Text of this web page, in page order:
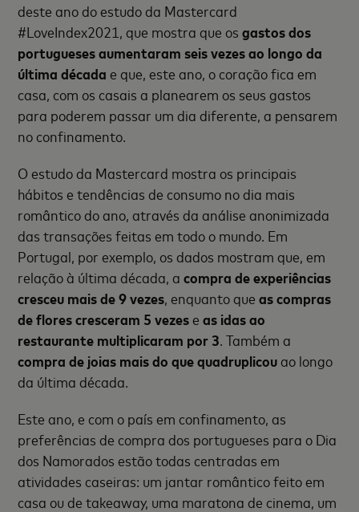
deste ano do estudo da Mastercard
#LoveIndex2021, que mostra que osgastos dos
portugueses aumentaram seis vezes ao longo da
última década e que, este ano, o coração fica em
casa, com os casais a planearem os seus gastos
para poderem passar um dia diferente, a pensarem
no confinamento.
O estudo da Mastercard mostra os principais
hábitos e tendências de consumo no dia mais
romântico do ano, através da análise anonimizada
das transações feitas em todo o mundo. Em
Portugal, por exemplo, os dados mostram que, em
relação à última década, acompra de experiências
cresceu mais de 9 vezes, enquanto queas compras
de flores cresceram 5 vezeseas idas ao
restaurante multiplicaram por 3. Também a
compra de joias mais do que quadruplicouao longo
da última década.
Este ano, e com o país em confinamento, as
preferências de compra dos portugueses para o Dia
dos Namorados estão todas centradas em
atividades caseiras: um jantar romântico feito em
casa ou de takeaway, uma maratona de cinema, um